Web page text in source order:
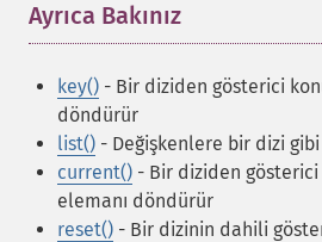
Ayrıca Bakınız
key() - Bir diziden gösterici
döndürür
list() - Değişkenlere bir dizi
current() - Bir diziden
elemanı döndürür
reset() - Bir dizinin dahili